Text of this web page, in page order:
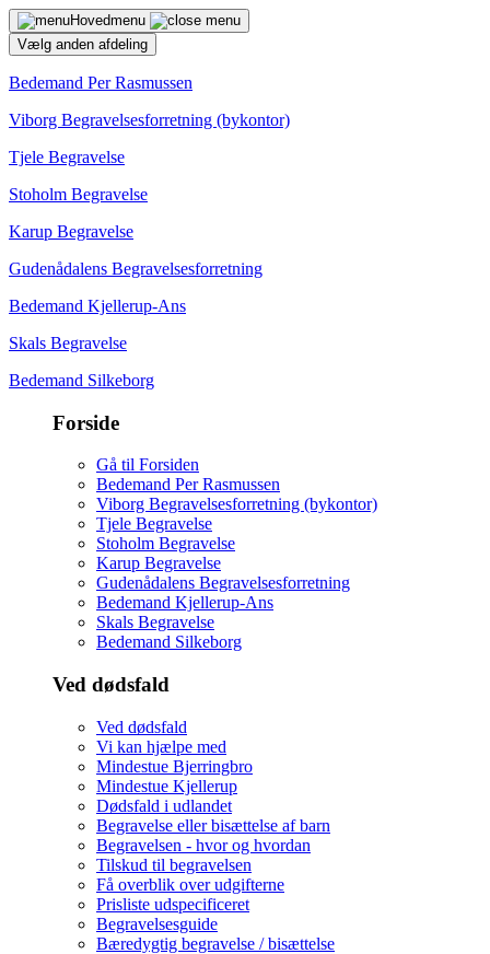
Hovedmenu
Vælg anden afdeling
Bedemand Per Rasmussen
Viborg Begravelsesforretning (bykontor)
Tjele Begravelse
Stoholm Begravelse
Karup Begravelse
Gudenådalens Begravelsesforretning
Bedemand Kjellerup-Ans
Skals Begravelse
Bedemand Silkeborg
Forside
Gå til Forsiden
Bedemand Per Rasmussen
Viborg Begravelsesforretning (bykontor)
Tjele Begravelse
Stoholm Begravelse
Karup Begravelse
Gudenådalens Begravelsesforretning
Bedemand Kjellerup-Ans
Skals Begravelse
Bedemand Silkeborg
Ved dødsfald
Ved dødsfald
Vi kan hjælpe med
Mindestue Bjerringbro
Mindestue Kjellerup
Dødsfald i udlandet
Begravelse eller bisættelse af barn
Begravelsen - hvor og hvordan
Tilskud til begravelsen
Få overblik over udgifterne
Prisliste udspecificeret
Begravelsesguide
Bæredygtig begravelse / bisættelse